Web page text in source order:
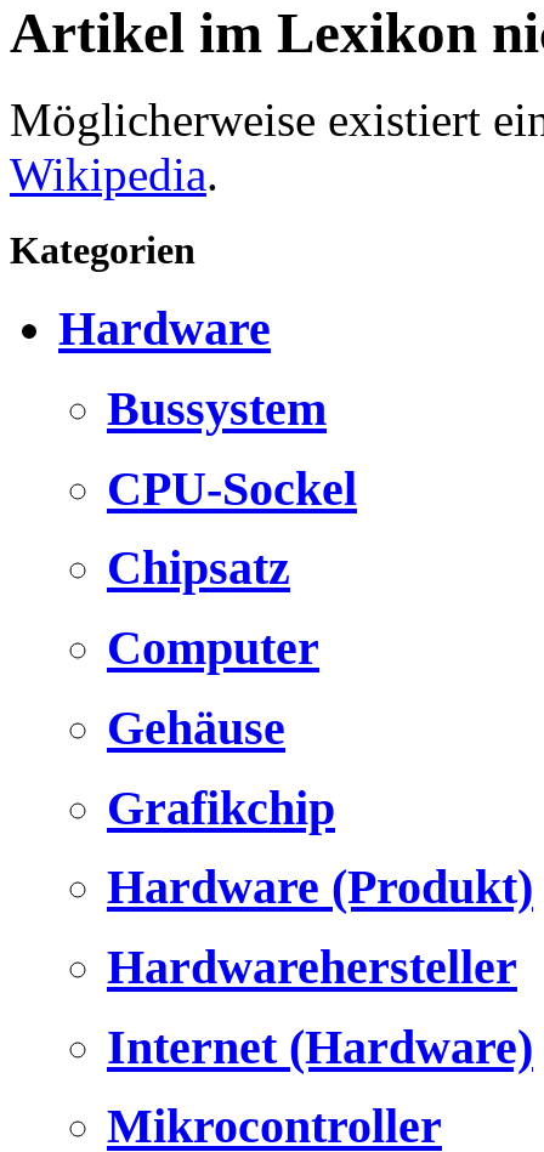
Artikel im Lexikon
Möglicherweise existiert
Wikipedia.
Kategorien
Hardware
Bussystem
CPU-Sockel
Chipsatz
Computer
Gehäuse
Grafikchip
Hardware (Produkt)
Hardwarehersteller
Internet (Hardware)
Mikrocontroller